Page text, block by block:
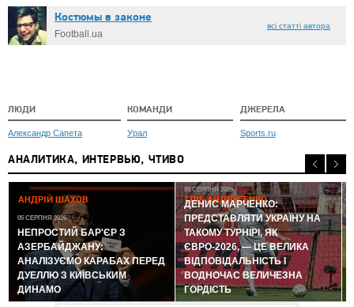
Костюмы в законе
Football.ua
всі статті автора
ЛЮДИ
Александр Сапета
КОМАНДИ
Урал
ДЖЕРЕЛА
Sports.ru
АНАЛИТИКА, ИНТЕРВЬЮ, ЧТИВО
АНДРІЙ ШАХОВ
05 СЕРПНЯ 2026
НЕПРОСТИЙ БАР'ЄР З
АЗЕРБАЙДЖАНУ:
АНАЛІЗУЄМО КАРАБАХ ПЕРЕД
ДУЕЛЛЮ З КИЇВСЬКИМ
ДИНАМО
ГЛІБ АНДРУСЕНКО
05 СЕРПНЯ 2026
ДЕНИС МАРЧЕНКО:
ПРЕДСТАВЛЯТИ УКРАЇНУ НА
ТАКОМУ ТУРНІРІ, ЯК
ЄВРО-2026, — ЦЕ ВЕЛИКА
ВІДПОВІДАЛЬНІСТЬ І
ВОДНОЧАС ВЕЛИЧЕЗНА
ГОРДІСТЬ